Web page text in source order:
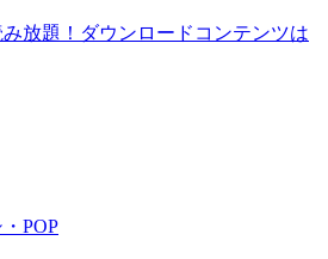
放題！ダウンロードコンテンツは
POP